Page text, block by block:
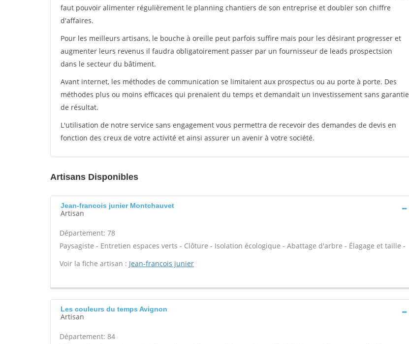
faut pouvoir alimenter régulièrement le planning chantiers de son entreprise et doubler son chiffre
d'affaires.
Pour les meilleurs artisans, le bouche à oreille peut parfois suffire mais pour les désirant progresser et
augmenter leurs revenus il faudra obligatoirement passer par un fournisseur de leads prospectsion
dans le secteur du bâtiment.
Avant internet, les méthodes de communication se limitaient aux prospectus ou au porte à porte. Des
méthodes plus ou moins efficaces qui prenaient du temps et demandait un investissement sans garantie
de résultat.
L'utilisation de notre service sans engagement vous permettra de recevoir des demandes de devis en
fonction des creux de votre activité et ainsi assurer un avenir à votre société.
Artisans Disponibles
Jean-francois junier Montchauvet
Artisan
Département: 78
Paysagiste - Entretien espaces verts - Clôture - Isolation écologique - Abattage d'arbre - Élagage et taille -
Voir la fiche artisan : Jean-francois junier
Les couleurs du temps Avignon
Artisan
Département: 84